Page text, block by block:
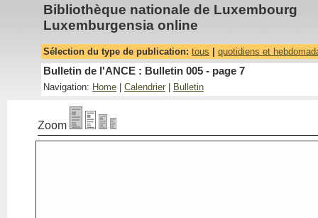
Bibliothèque nationale de Luxembourg
Luxemburgensia online
Sélection du type de publication: tous quotidiens et
Bulletin de l'ANCE : Bulletin 005 - page 7
Navigation: Home Calendrier Bulletin
Zoom